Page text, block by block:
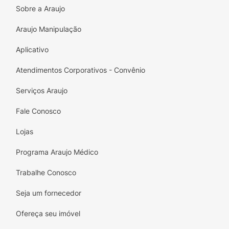
Sobre a Araujo
Araujo Manipulação
Aplicativo
Atendimentos Corporativos - Convênio
Serviços Araujo
Fale Conosco
Lojas
Programa Araujo Médico
Trabalhe Conosco
Seja um fornecedor
Ofereça seu imóvel